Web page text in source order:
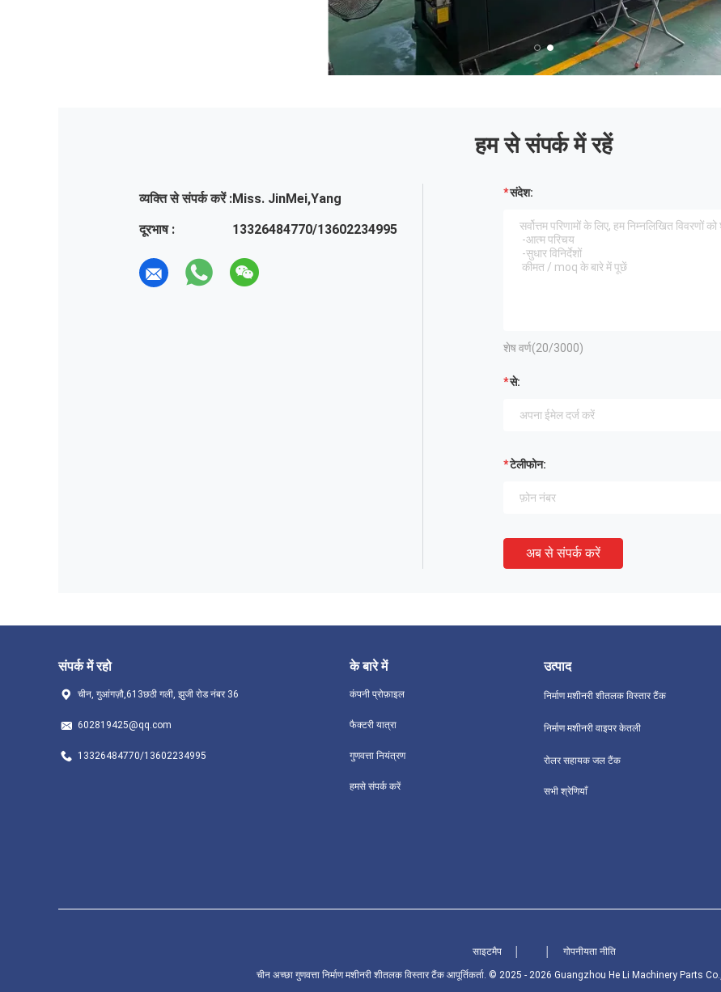
हम से संपर्क में रहें
व्यक्ति से संपर्क करें :Miss. JinMei,Yang
दूरभाष :
13326484770/13602234995
संदेश:
शेष वर्ण(20/3000)
से:
टेलीफोन:
अब से संपर्क करें
संपर्क में रहो
चीन, गुआंगज़ौ,613छठी गली, झुजी रोड नंबर 36
602819425@qq.com
13326484770/13602234995
के बारे में
कंपनी प्रोफ़ाइल
फैक्टरी यात्रा
गुणवत्ता नियंत्रण
हमसे संपर्क करें
उत्पाद
निर्माण मशीनरी शीतलक विस्तार टैंक
निर्माण मशीनरी वाइपर केतली
रोलर सहायक जल टैंक
सभी श्रेणियाँ
साइटमैप गोपनीयता नीति
चीन अच्छा गुणवत्ता निर्माण मशीनरी शीतलक विस्तार टैंक आपूर्तिकर्ता. © 2025 - 2026 Guangzhou He Li Machinery Parts